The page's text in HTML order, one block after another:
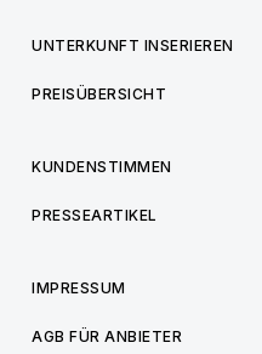
UNTERKUNFT INSERIEREN
PREISÜBERSICHT
KUNDENSTIMMEN
PRESSEARTIKEL
IMPRESSUM
AGB FÜR ANBIETER